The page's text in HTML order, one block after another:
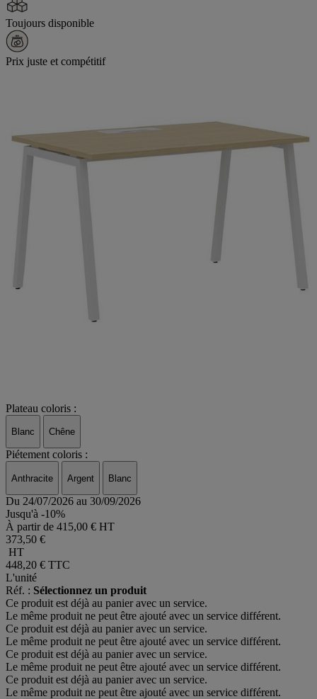
Toujours disponible
Prix juste et compétitif
Plateau coloris :
Blanc Chêne
Piétement coloris :
Anthracite Argent Blanc
Du 24/07/2026 au 30/09/2026
Jusqu'à -10%
À partir de 415,00 € HT
373,50 €
HT
448,20 € TTC
L'unité
Réf. : Sélectionnez un produit
Ce produit est déjà au panier avec un service.
Le même produit ne peut être ajouté avec un service différent.
Ce produit est déjà au panier avec un service.
Le même produit ne peut être ajouté avec un service différent.
Ce produit est déjà au panier avec un service.
Le même produit ne peut être ajouté avec un service différent.
Ce produit est déjà au panier avec un service.
Le même produit ne peut être ajouté avec un service différent.